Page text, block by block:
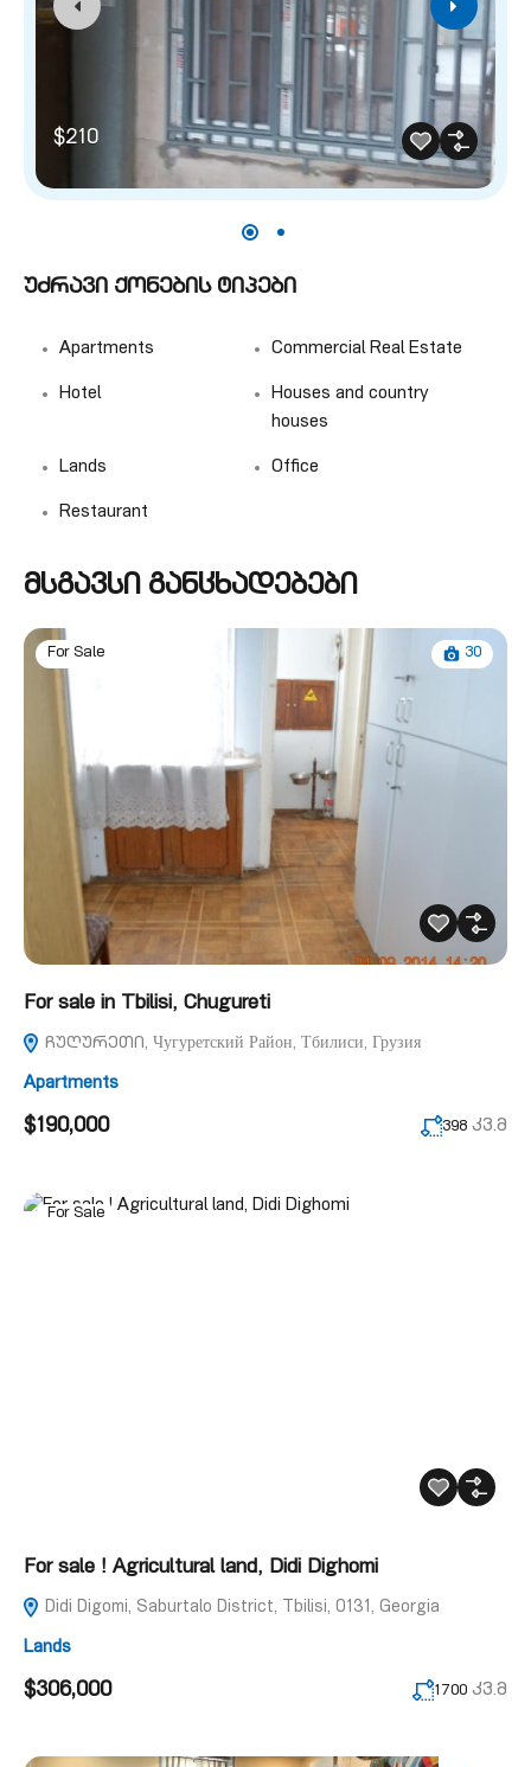
$210
უძრავი ქონების ტიპები
Apartments Commercial Real Estate
Hotel
Houses and country
houses
Lands Office
Restaurant
მსგავსი განცხადებები
For Sale 30
For sale in Tbilisi, Chugureti
ჩუღურეთი, Чугуретский Район, Тбилиси, Грузия
Apartments
$190,000 398 კვ.მ
For Sale
For sale ! Agricultural land, Didi Dighomi
Didi Digomi, Saburtalo District, Tbilisi, 0131, Georgia
Lands
$306,000 1700 კვ.მ